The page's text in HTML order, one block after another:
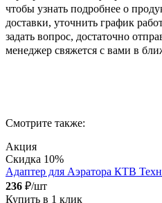
чтобы узнать подробнее о
доставки, уточнить график
задать вопрос, достаточно
менеджер свяжется с вами в
Смотрите также:
Акция
Скидка 10%
Адаптер для Аэратора КТВ
236 ₽/шт
Купить в 1 клик